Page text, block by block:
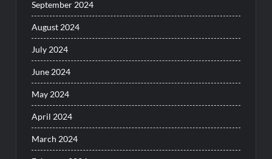
September 2024
August 2024
July 2024
June 2024
May 2024
April 2024
March 2024